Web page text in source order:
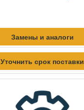
Замены и аналоги
Уточнить срок поставки